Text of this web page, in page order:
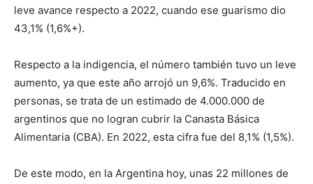
leve avance respecto a 2022, cuando ese guarismo dio
43,1% (1,6%+).
Respecto a la indigencia, el número también tuvo un leve
aumento, ya que este año arrojó un 9,6%. Traducido en
personas, se trata de un estimado de 4.000.000 de
argentinos que no logran cubrir la Canasta Básica
Alimentaria (CBA). En 2022, esta cifra fue del 8,1% (1,5%).
De este modo, en la Argentina hoy, unas 22 millones de